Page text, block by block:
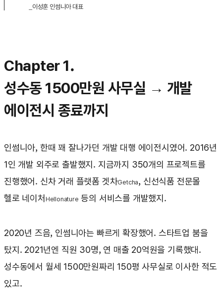
_이성훈 인썸니아 대표
Chapter 1.
성수동 1500만원 사무실 → 개발
에이전시 종료까지
인썸니아, 한때 꽤 잘나가던 개발 대행 에이전시였어. 2016년
1인 개발 외주로 출발했지. 지금까지 350개의 프로젝트를
진행했어. 신차 거래 플랫폼 겟차Getcha, 신선식품 전문몰
헬로 네이처 Hellonature 등의 서비스를 개발했지.
2020년 즈음, 인썸니아는 빠르게 확장했어. 스타트업 붐을
탔지. 2021년엔 직원 30명, 연 매출 20억원을 기록했대.
성수동에서 월세 1500만원짜리 150평 사무실로 이사한 적도
있고.